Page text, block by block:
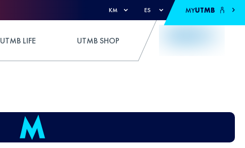
KM ES MYUTMB
UTMB LIFE UTMB SHOP